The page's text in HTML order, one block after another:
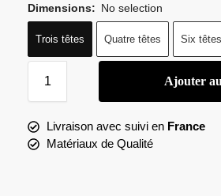
Dimensions: No selection
Trois têtes Quatre têtes Six têtes
Ajouter
Livraison avec suivi en France
Matériaux de Qualité